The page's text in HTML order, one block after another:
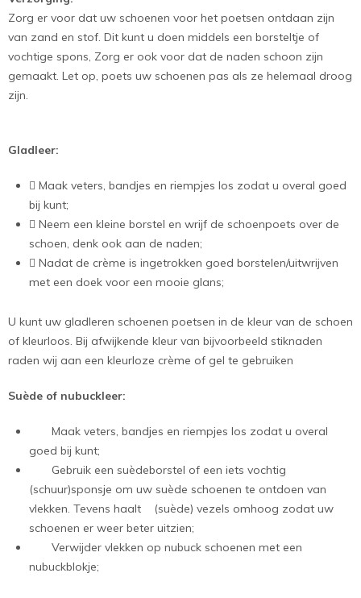
Zorg er voor dat uw schoenen voor het poetsen ontdaan zijn
van zand en stof. Dit kunt u doen middels een borsteltje of
vochtige spons, Zorg er ook voor dat de naden schoon zijn
gemaakt. Let op, poets uw schoenen pas als ze helemaal droog
zijn.
Gladleer:
 Maak veters, bandjes en riempjes los zodat u overal goed
bij kunt;
 Neem een kleine borstel en wrijf de schoenpoets over de
schoen, denk ook aan de naden;
 Nadat de crème is ingetrokken goed borstelen/uitwrijven
met een doek voor een mooie glans;
U kunt uw gladleren schoenen poetsen in de kleur van de schoen
of kleurloos. Bij afwijkende kleur van bijvoorbeeld stiknaden
raden wij aan een kleurloze crème of gel te gebruiken
Suède of nubuckleer:
Maak veters, bandjes en riempjes los zodat u overal
goed bij kunt;
Gebruik een suèdeborstel of een iets vochtig
(schuur)sponsje om uw suède schoenen te ontdoen van
vlekken. Tevens haalt (suède) vezels omhoog zodat uw
schoenen er weer beter uitzien;
Verwijder vlekken op nubuck schoenen met een
nubuckblokje;